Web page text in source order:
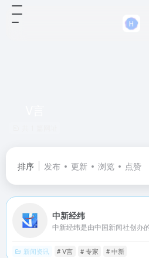
排序 发布 更新 浏览 点赞
中新经纬
新闻资讯 # V言 # 专家 # 中新